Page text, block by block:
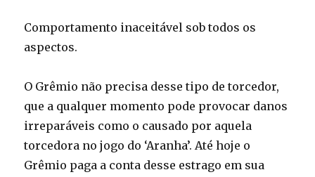
Comportamento inaceitável sob todos os
aspectos.
O Grêmio não precisa desse tipo de torcedor,
que a qualquer momento pode provocar danos
irreparáveis como o causado por aquela
torcedora no jogo do ‘Aranha’. Até hoje o
Grêmio paga a conta desse estrago em sua